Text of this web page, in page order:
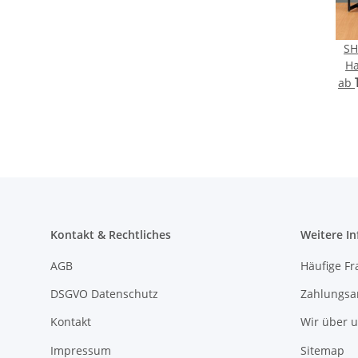
ab
Kontakt & Rechtliches
AGB
DSGVO Datenschutz
Kontakt
Impressum
Weitere
Häufige
Wir über
Sitemap